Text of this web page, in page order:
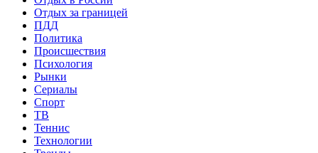
Отдых за границей
ПДД
Политика
Происшествия
Психология
Рынки
Сериалы
Спорт
ТВ
Теннис
Технологии